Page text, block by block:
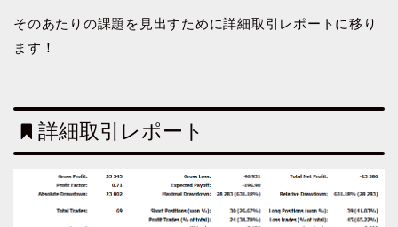
そのあたりの課題を見出すために詳細取引レポートに移り
ます！
詳細取引レポート